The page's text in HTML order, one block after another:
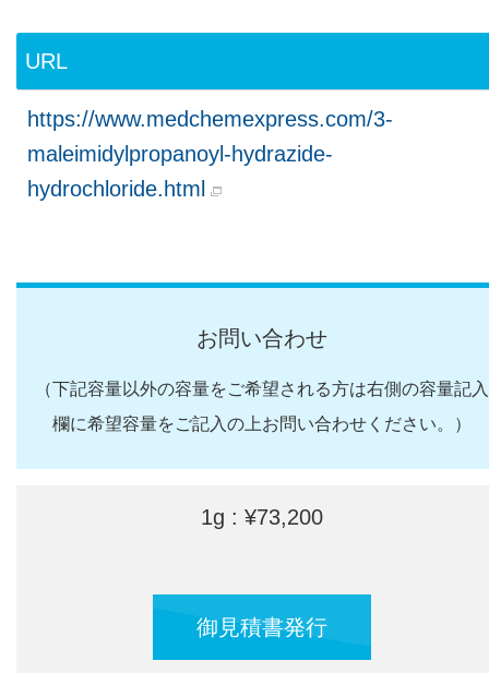
URL
https://www.medchemexpress.com/3-
maleimidylpropanoyl-hydrazide-
hydrochloride.html
お問い合わせ
（下記容量以外の容量をご希望される方は右側の容量記入
欄に希望容量をご記入の上お問い合わせください。）
1g : ¥73,200
御見積書発行